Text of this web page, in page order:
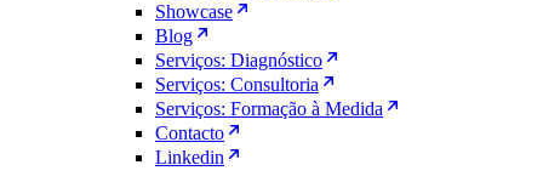
Showcase
Blog
Serviços: Diagnóstico
Serviços: Consultoria
Serviços: Formação à Medida
Contacto
Linkedin